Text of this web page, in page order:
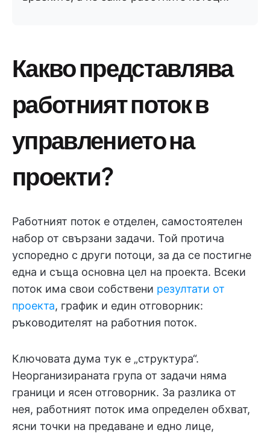
Какво представлява
работният поток в
управлението на
проекти?
Работният поток е отделен, самостоятелен
набор от свързани задачи. Той протича
успоредно с други потоци, за да се постигне
една и съща основна цел на проекта. Всеки
поток има свои собствени резултати от
проекта, график и един отговорник:
ръководителят на работния поток.
Ключовата дума тук е „структура“.
Неорганизираната група от задачи няма
граници и ясен отговорник. За разлика от
нея, работният поток има определен обхват,
ясни точки на предаване и едно лице,